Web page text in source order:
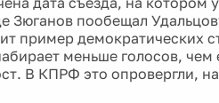
Зюганов пообещал
пример демократических
меньше голосов, чем
В КПРФ это опровергли,